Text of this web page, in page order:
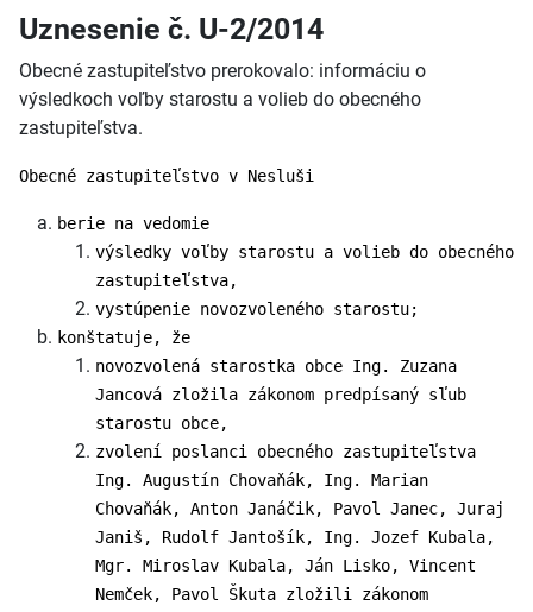
Uznesenie č. U-2/2014
Obecné zastupiteľstvo prerokovalo: informáciu o
výsledkoch voľby starostu a volieb do obecného
zastupiteľstva.
Obecné zastupiteľstvo v Nesluši
berie na vedomie
výsledky voľby starostu a volieb do obecného
zastupiteľstva,
vystúpenie novozvoleného starostu;
konštatuje, že
novozvolená starostka obce Ing. Zuzana
Jancová zložila zákonom predpísaný sľub
starostu obce,
zvolení poslanci obecného zastupiteľstva
Ing. Augustín Chovaňák, Ing. Marian
Chovaňák, Anton Janáčik, Pavol Janec, Juraj
Janiš, Rudolf Jantošík, Ing. Jozef Kubala,
Mgr. Miroslav Kubala, Ján Lisko, Vincent
Nemček, Pavol Škuta zložili zákonom